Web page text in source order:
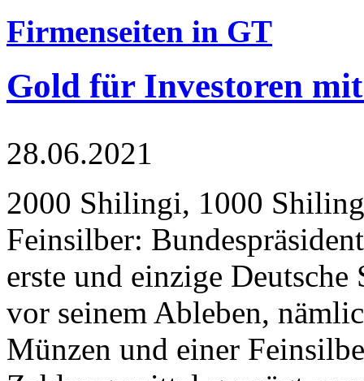
Firmenseiten in GT
Gold für Investoren
28.06.2021
2000 Shilingi, 1000
Feinsilber:
erste und einzige Deutsche
vor seinem Ableben,
Münzen und einer